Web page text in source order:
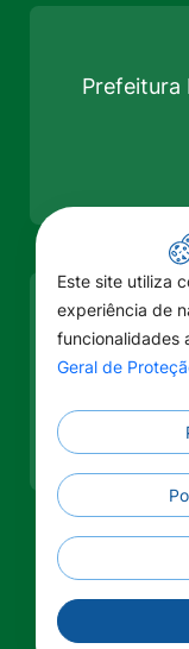
Prefeitura
Prefeitura
Nazaré
Av. Jorge
©2026 - Lei
(LGPD) -
Este site utiliza
experiência de
funcionalidades
Geral de